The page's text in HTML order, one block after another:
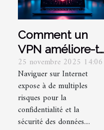
Comment un
VPN améliore-t-
il votre
expérience en
ligne ?
25 novembre 2025 14:06
Naviguer sur Internet
expose à de multiples
risques pour la
confidentialité et la
sécurité des données....